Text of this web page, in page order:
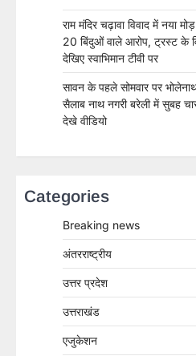
राम मंदिर चढ़ावा विवाद में नया
20 बिंदुओं वाले आरोप, ट्रस्ट के
देखिए स्वाभिमान टीवी पर
सावन के पहले सोमवार पर
सैलाब नाथ नगरी बरेली में सुबह
देखे वीडियो
Categories
Breaking news
अंतरराष्ट्रीय
उत्तर प्रदेश
उत्तराखंड
एजुकेशन